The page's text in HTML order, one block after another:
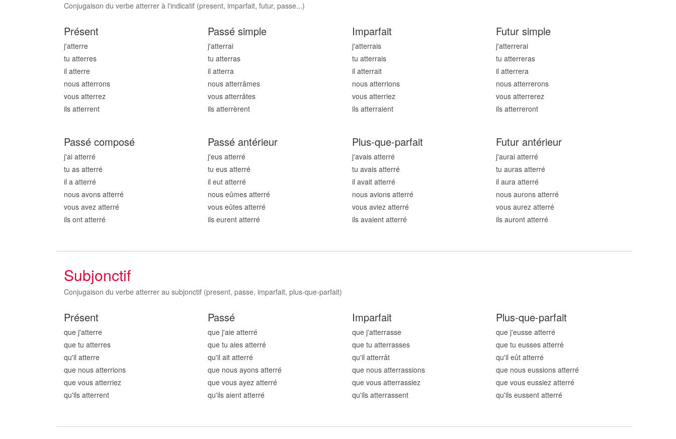
Conjugaison du verbe atterrer à l'indicatif (present, imparfait, futur, passe...)
Présent
j'atterre
tu atterres
il atterre
nous atterrons
vous atterrez
ils atterrent
Passé simple
j'atterrai
tu atterras
il atterra
nous atterrâmes
vous atterrâtes
ils atterrèrent
Imparfait
j'atterrais
tu atterrais
il atterrait
nous atterrions
vous atterriez
ils atterraient
Futur simple
j'atterrerai
tu atterreras
il atterrera
nous atterrerons
vous atterrerez
ils atterreront
Passé composé
j'ai atterré
tu as atterré
il a atterré
nous avons atterré
vous avez atterré
ils ont atterré
Passé antérieur
j'eus atterré
tu eus atterré
il eut atterré
nous eûmes atterré
vous eûtes atterré
ils eurent atterré
Plus-que-parfait
j'avais atterré
tu avais atterré
il avait atterré
nous avions atterré
vous aviez atterré
ils avaient atterré
Futur antérieur
j'aurai atterré
tu auras atterré
il aura atterré
nous aurons atterré
vous aurez atterré
ils auront atterré
Subjonctif
Conjugaison du verbe atterrer au subjonctif (present, passe, imparfait, plus-que-parfait)
Présent
que j'atterre
que tu atterres
qu'il atterre
que nous atterrions
que vous atterriez
qu'ils atterrent
Passé
que j'aie atterré
que tu aies atterré
qu'il ait atterré
que nous ayons atterré
que vous ayez atterré
qu'ils aient atterré
Imparfait
que j'atterrasse
que tu atterrasses
qu'il atterrât
que nous atterrassions
que vous atterrassiez
qu'ils atterrassent
Plus-que-parfait
que j'eusse atterré
que tu eusses atterré
qu'il eût atterré
que nous eussions atterré
que vous eussiez atterré
qu'ils eussent atterré